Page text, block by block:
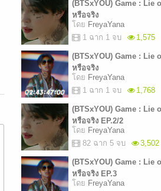
(BTSxYOU) Game : Lie
หรือจริง
โดย FreyaYana
1 ฉาก 1 จบ
1,575
(BTSxYOU) Game : Lie
หรือจริง
โดย FreyaYana
1 ฉาก 1 จบ
1,768
(BTSxYOU) Game : Lie
หรือจริง EP.2/2
โดย FreyaYana
82 ฉาก 5 จบ
3,502
(BTSxYOU) Game : Lie
หรือจริง EP.3
โดย FreyaYana